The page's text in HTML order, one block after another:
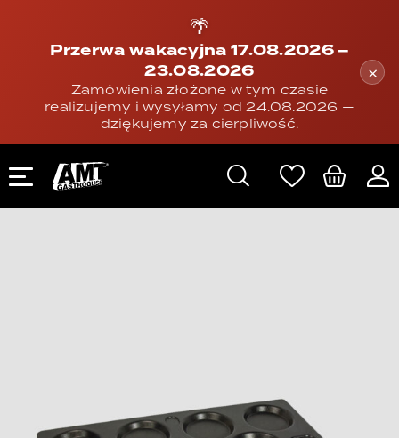
🌴
Przerwa wakacyjna 17.08.2026 –
23.08.2026
Zamówienia złożone w tym czasie
realizujemy i wysyłamy od 24.08.2026 —
dziękujemy za cierpliwość.
×